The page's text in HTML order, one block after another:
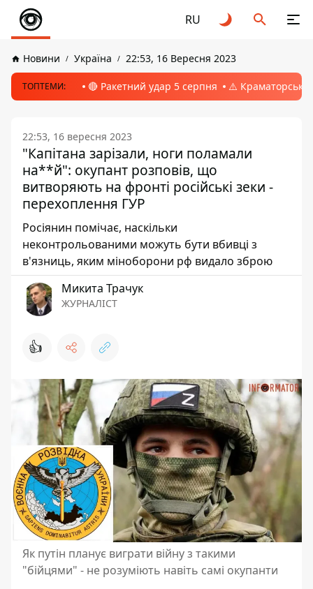
RU
Новини Україна 22:53, 16 Вересня 2023
ТОПТЕМИ: 🔴 Ракетний удар 5 серпня ⚠️ Краматорськ,
22:53, 16 вересня 2023
"Капітана зарізали, ноги поламали
на**й": окупант розповів, що
витворяють на фронті російські зеки -
перехоплення ГУР
Росіянин помічає, наскільки
неконтрольованими можуть бути вбивці з
в'язниць, яким міноборони рф видало зброю
Микита Трачук
ЖУРНАЛІСТ
👍
Як путін планує виграти війну з такими
"бійцями" - не розуміють навіть самі окупанти